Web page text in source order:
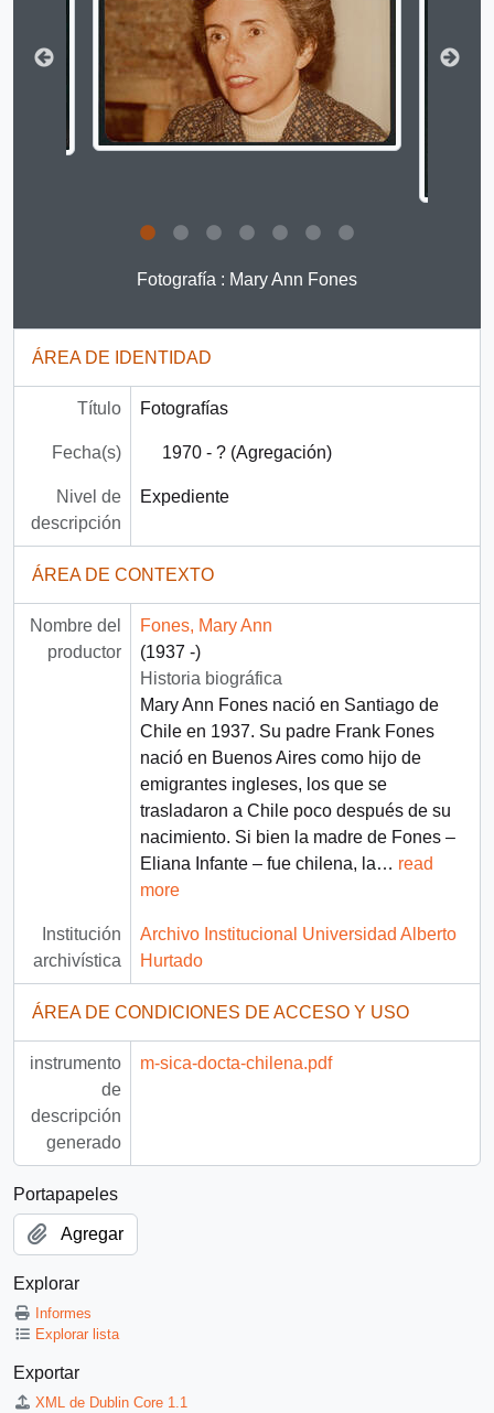
Fotografía : Mary Ann Fones
ÁREA DE IDENTIDAD
Título Fotografías
Fecha(s) 1970 - ? (Agregación)
Nivel de
descripción
Expediente
ÁREA DE CONTEXTO
Nombre del
productor
Fones, Mary Ann
(1937 -)
Historia biográfica
Mary Ann Fones nació en Santiago de
Chile en 1937. Su padre Frank Fones
nació en Buenos Aires como hijo de
emigrantes ingleses, los que se
trasladaron a Chile poco después de su
nacimiento. Si bien la madre de Fones –
Eliana Infante – fue chilena, la… read
more
Institución
archivística
Archivo Institucional Universidad Alberto
Hurtado
ÁREA DE CONDICIONES DE ACCESO Y USO
instrumento
de
descripción
generado
m-sica-docta-chilena.pdf
Portapapeles
Agregar
Explorar
Informes
Explorar lista
Exportar
XML de Dublin Core 1.1